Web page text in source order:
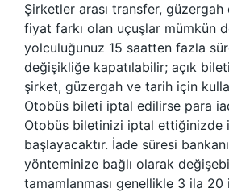
Şirketler arası transfer,
fiyat farkı olan uçuşlar mümkün
yolculuğunuz 15 saatten fazla
değişikliğe kapatılabilir; açık
şirket, güzergah ve tarih için
Otobüs bileti iptal edilirse para
Otobüs biletinizi iptal ettiğinizde
başlayacaktır. İade süresi
yönteminize bağlı olarak
tamamlanması genellikle 3 ila 20